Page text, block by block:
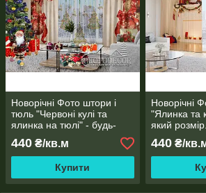
Новорічні Фото штори і
тюль "Червоні кулі та
ялинка на тюлі" - будь-
опис!
440 ₴/кв.м
Купити
Новорічні
"Ялинка та
який
440₴/